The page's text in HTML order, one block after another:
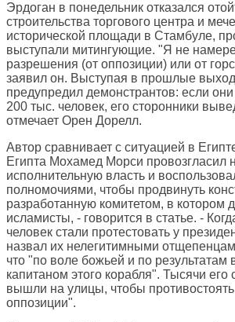
Эрдоган в понедельник отказался
строительства торгового центра и
исторической площади в Стамбуле,
выступали митингующие. "Я не
разрешения (от оппозиции) или от
заявил он. Выступая в прошлые
предупредил демонстрантов: если
200 тыс. человек, его сторонники
отмечает Орен Дорелл.
Автор сравнивает с ситуацией в
Египта Мохамед Морси провозгласил
исполнительную власть и
полномочиями, чтобы продвинуть
разработанную комитетом, в котором
исламисты, - говорится в статье. -
человек стали протестовать у
назвал их нелегитимными
что "по воле божьей и по результатам
капитаном этого корабля". Тысячи его
вышли на улицы, чтобы
оппозиции".